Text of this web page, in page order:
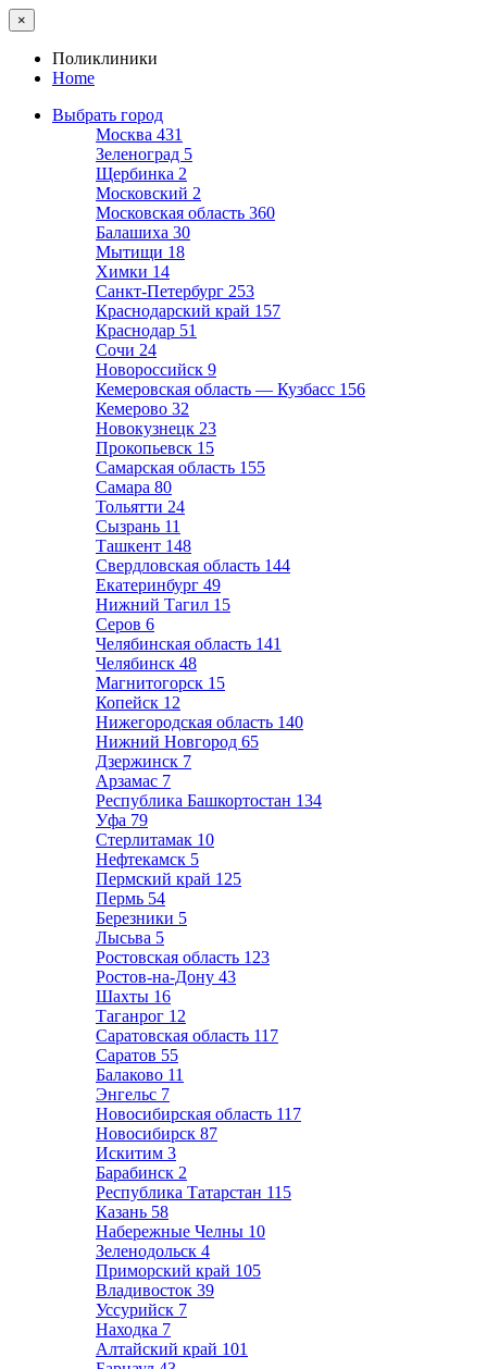
×
Поликлиники
Home
Выбрать город
Москва 431
Зеленоград 5
Щербинка 2
Московский 2
Московская область 360
Балашиха 30
Мытищи 18
Химки 14
Санкт-Петербург 253
Краснодарский край 157
Краснодар 51
Сочи 24
Новороссийск 9
Кемеровская область — Кузбасс 156
Кемерово 32
Новокузнецк 23
Прокопьевск 15
Самарская область 155
Самара 80
Тольятти 24
Сызрань 11
Ташкент 148
Свердловская область 144
Екатеринбург 49
Нижний Тагил 15
Серов 6
Челябинская область 141
Челябинск 48
Магнитогорск 15
Копейск 12
Нижегородская область 140
Нижний Новгород 65
Дзержинск 7
Арзамас 7
Республика Башкортостан 134
Уфа 79
Стерлитамак 10
Нефтекамск 5
Пермский край 125
Пермь 54
Березники 5
Лысьва 5
Ростовская область 123
Ростов-на-Дону 43
Шахты 16
Таганрог 12
Саратовская область 117
Саратов 55
Балаково 11
Энгельс 7
Новосибирская область 117
Новосибирск 87
Искитим 3
Барабинск 2
Республика Татарстан 115
Казань 58
Набережные Челны 10
Зеленодольск 4
Приморский край 105
Владивосток 39
Уссурийск 7
Находка 7
Алтайский край 101